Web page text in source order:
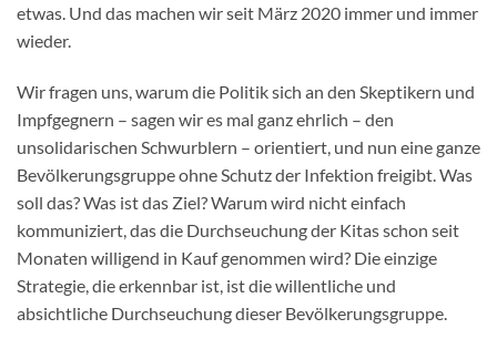
etwas. Und das machen wir seit März 2020 immer und immer
wieder.
Wir fragen uns, warum die Politik sich an den Skeptikern und
Impfgegnern – sagen wir es mal ganz ehrlich – den
unsolidarischen Schwurblern – orientiert, und nun eine ganze
Bevölkerungsgruppe ohne Schutz der Infektion freigibt. Was
soll das? Was ist das Ziel? Warum wird nicht einfach
kommuniziert, das die Durchseuchung der Kitas schon seit
Monaten willigend in Kauf genommen wird? Die einzige
Strategie, die erkennbar ist, ist die willentliche und
absichtliche Durchseuchung dieser Bevölkerungsgruppe.